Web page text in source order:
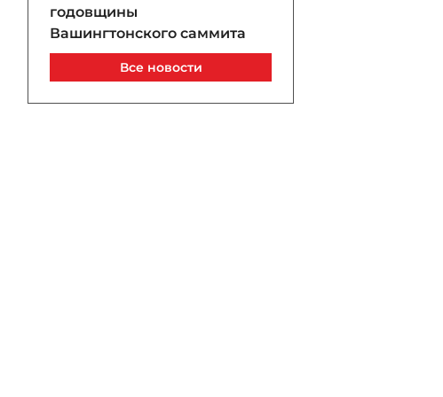
годовщины
Вашингтонского саммита
Сегодня, 10:52
На двух НПЗ в России
Все новости